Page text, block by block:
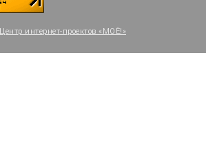
Центр интернет-проектов «МОЁ!»